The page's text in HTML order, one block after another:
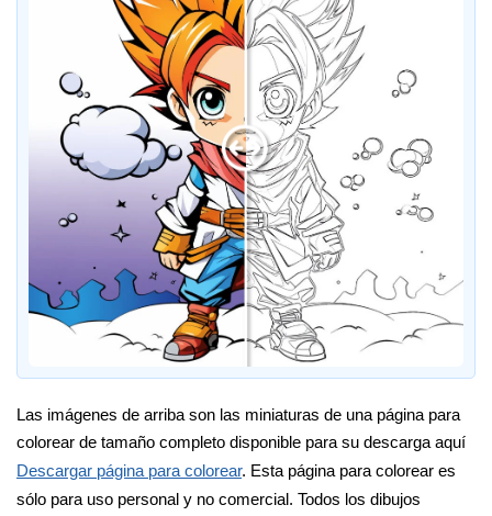
Las imágenes de arriba son las miniaturas de una página para
colorear de tamaño completo disponible para su descarga aquí
Descargar página para colorear. Esta página para colorear es
sólo para uso personal y no comercial. Todos los dibujos